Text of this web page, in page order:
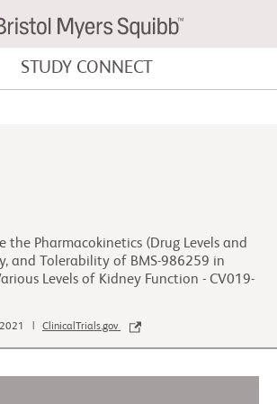
STUDY CONNECT
the Pharmacokinetics (Drug Levels and
and Tolerability of BMS-986259 in
Levels of Kidney Function - CV019-
2021 | ClinicalTrials.gov